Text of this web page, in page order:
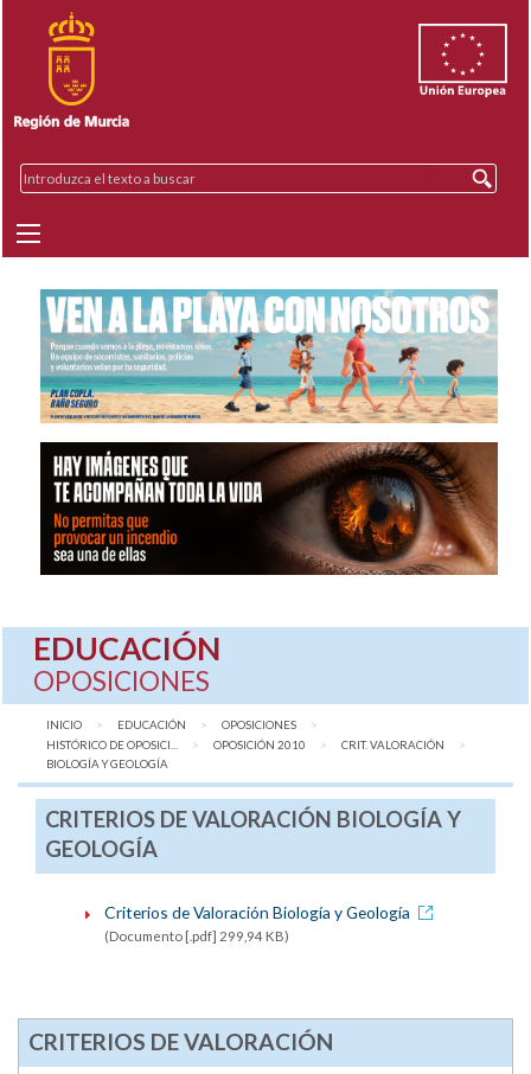
EDUCACIÓN
OPOSICIONES
INICIO EDUCACIÓN
OPOSICIONES
HISTÓRICO DE OPOSICI...
OPOSICIÓN 2010
CRIT. VALORACIÓN
AQUÍ:
BIOLOGÍA Y GEOLOGÍA
CRITERIOS DE VALORACIÓN BIOLOGÍA Y
GEOLOGÍA
Criterios de Valoración Biología y Geología
(Documento [.pdf] 299,94 KB)
CRITERIOS DE VALORACIÓN